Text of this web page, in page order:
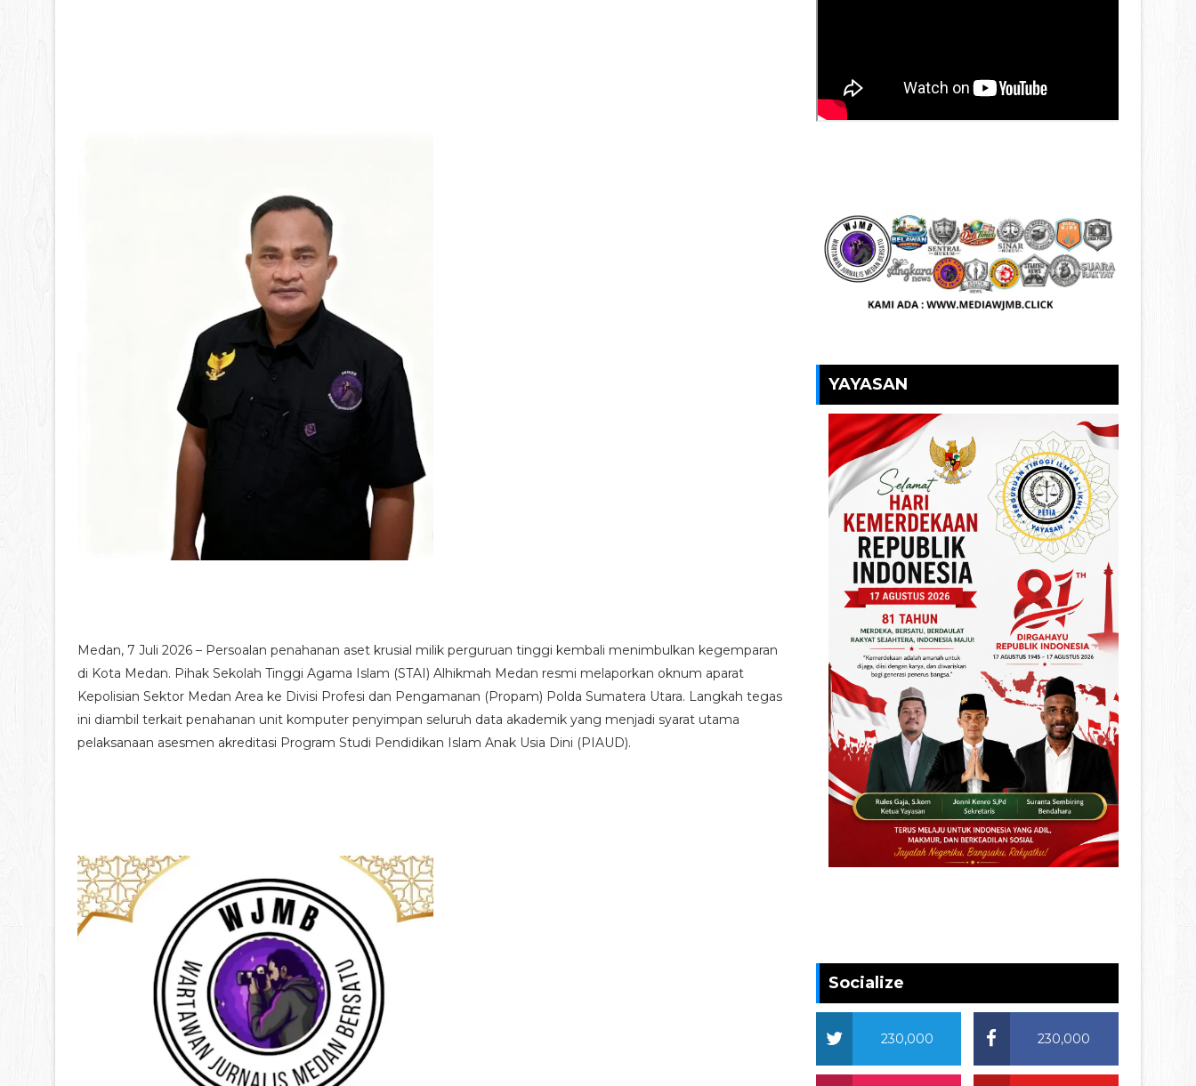
Medan, 7 Juli 2026 – Persoalan penahanan aset krusial milik perguruan tinggi kembali menimbulkan kegemparan
di Kota Medan. Pihak Sekolah Tinggi Agama Islam (STAI) Alhikmah Medan resmi melaporkan oknum aparat
Kepolisian Sektor Medan Area ke Divisi Profesi dan Pengamanan (Propam) Polda Sumatera Utara. Langkah tegas
ini diambil terkait penahanan unit komputer penyimpan seluruh data akademik yang menjadi syarat utama
pelaksanaan asesmen akreditasi Program Studi Pendidikan Islam Anak Usia Dini (PIAUD).
YAYASAN
Socialize
230,000
230,000